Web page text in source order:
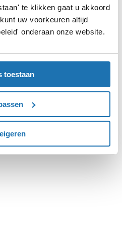
te klikken gaat u akkoord
uw voorkeuren altijd
onderaan onze website.
toestaan
exception has occurred while
(see the browser console